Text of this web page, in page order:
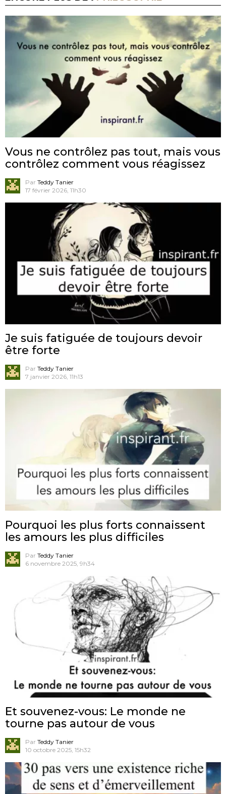
Vous ne contrôlez pas tout, mais vous
contrôlez comment vous réagissez
Par Teddy Tanier
17 février 2026, 11h30
Je suis fatiguée de toujours devoir
être forte
Par Teddy Tanier
7 janvier 2026, 11h13
Pourquoi les plus forts connaissent
les amours les plus difficiles
Par Teddy Tanier
6 novembre 2025, 9h34
Et souvenez-vous: Le monde ne
tourne pas autour de vous
Par Teddy Tanier
10 octobre 2025, 15h32